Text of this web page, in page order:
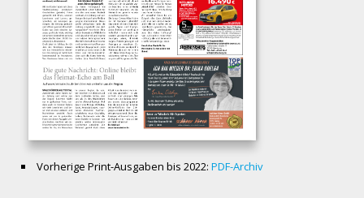
Vorherige Print-Ausgaben bis 2022: PDF-Archiv